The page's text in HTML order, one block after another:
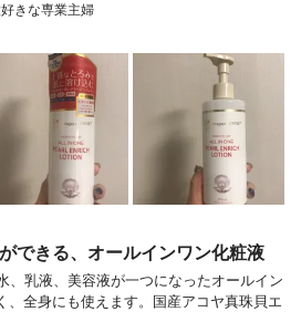
きな専業主婦
できる、オールインワン化粧液
、乳液、美容液が一つになったオールイン
、全身にも使えます。国産アコヤ真珠貝エ